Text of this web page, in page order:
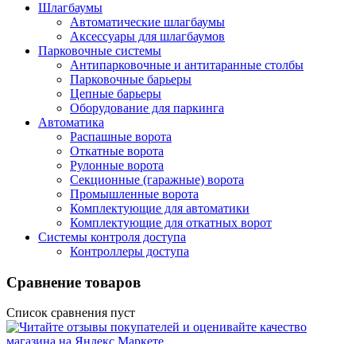
Шлагбаумы
Автоматические шлагбаумы
Аксессуары для шлагбаумов
Парковочные системы
Антипарковочные и антитаранные столбы
Парковочные барьеры
Цепные барьеры
Оборудование для паркинга
Автоматика
Распашные ворота
Откатные ворота
Рулонные ворота
Секционные (гаражные) ворота
Промышленные ворота
Комплектующие для автоматики
Комплектующие для откатных ворот
Системы контроля доступа
Контроллеры доступа
Сравнение товаров
Список сравнения пуст